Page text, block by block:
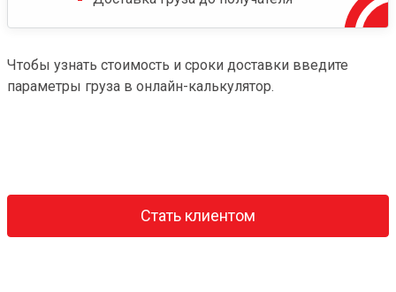
Чтобы узнать стоимость и сроки доставки введите
параметры груза в онлайн-калькулятор.
Стать клиентом